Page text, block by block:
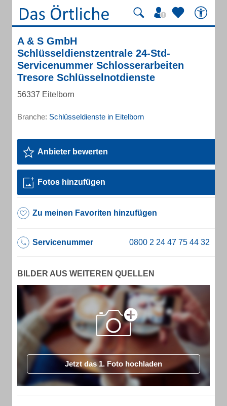
A & S GmbH
Schlüsseldienstzentrale 24-Std-
Servicenummer Schlosserarbeiten
Tresore Schlüsselnotdienste
56337 Eitelborn
Branche: Schlüsseldienste in Eitelborn
Anbieter bewerten
Fotos hinzufügen
Zu meinen Favoriten hinzufügen
Servicenummer
BILDER AUS WEITEREN QUELLEN
Jetzt das 1. Foto hochladen